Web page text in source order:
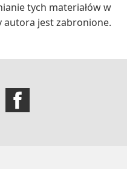
tych materiałów w
autora jest zabronione.